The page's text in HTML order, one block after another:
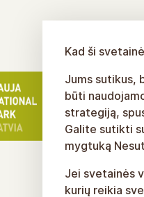
Kad ši
Jums sutikus,
būti
strategiją,
Galite sutikti
mygtuką
Jei svetainės
kurių reikia